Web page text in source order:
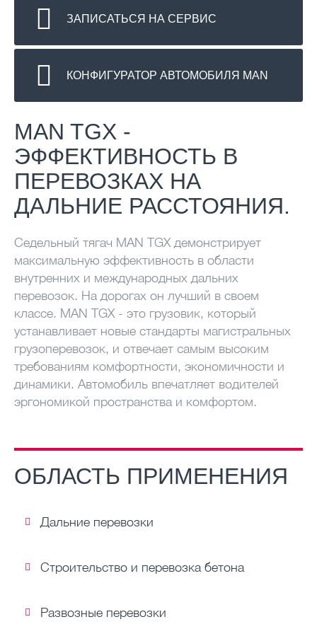
ЗАПИСАТЬСЯ НА СЕРВИС
КОНФИГУРАТОР АВТОМОБИЛЯ MAN
MAN TGX -
ЭФФЕКТИВНОСТЬ В
ПЕРЕВОЗКАХ НА
ДАЛЬНИЕ РАССТОЯНИЯ.
Седельный тягач MAN TGX демонстрирует
максимальную эффективность в области
внутренних и международных дальних
перевозок. На дорогах он лучший в своем
классе. MAN TGX - это грузовик, который
устанавливает новые стандарты магистральных
грузоперевозок, и отвечает самым высоким
требованиям комфортности, экономичности и
динамики. Автомобиль впечатляет водителей
эргономикой пространства и комфортом.
ОБЛАСТЬ ПРИМЕНЕНИЯ
Дальние перевозки
Строительство и перевозка бетона
Развозные перевозки